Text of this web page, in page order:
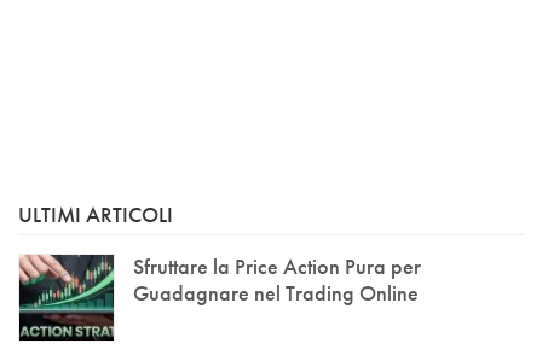
ULTIMI ARTICOLI
Sfruttare la Price Action Pura per
Guadagnare nel Trading Online